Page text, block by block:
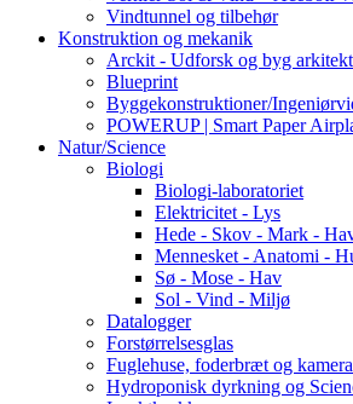
Vindtunnel og tilbehør
Konstruktion og mekanik
Arckit - Udforsk og byg
Blueprint
Byggekonstruktioner/
POWERUP | Smart Paper
Natur/Science
Biologi
Biologi-laboratoriet
Elektricitet - Lys
Hede - Skov - Mark -
Mennesket - Anatomi -
Sø - Mose - Hav
Sol - Vind - Miljø
Datalogger
Forstørrelsesglas
Fuglehuse, foderbræt og
Hydroponisk dyrkning og